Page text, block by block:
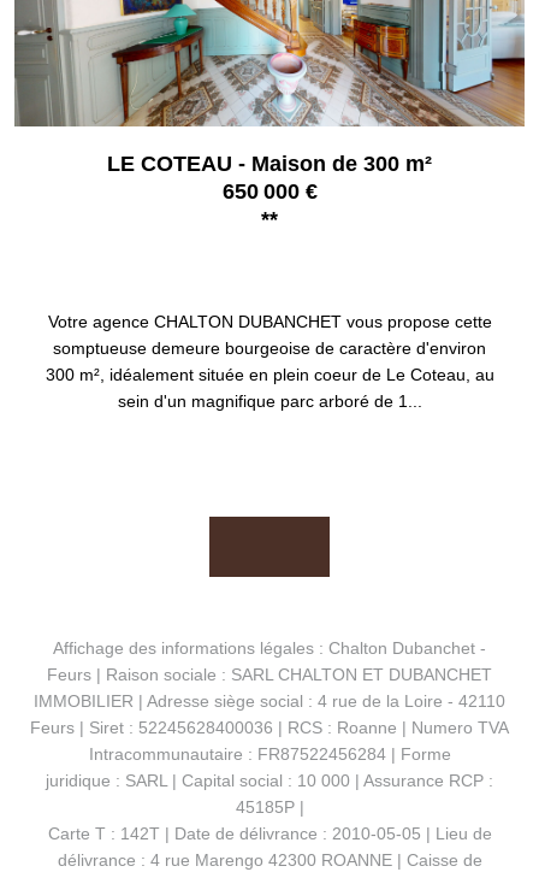
LE COTEAU - Maison de 300 m²
650 000 €
**
Votre agence CHALTON DUBANCHET vous propose cette
somptueuse demeure bourgeoise de caractère d'environ
300 m², idéalement située en plein coeur de Le Coteau, au
sein d'un magnifique parc arboré de 1...
Affichage des informations légales : Chalton Dubanchet -
Feurs | Raison sociale : SARL CHALTON ET DUBANCHET
IMMOBILIER | Adresse siège social : 4 rue de la Loire - 42110
Feurs | Siret : 52245628400036 | RCS : Roanne | Numero TVA
Intracommunautaire : FR87522456284 | Forme
juridique : SARL | Capital social : 10 000 | Assurance RCP :
45185P |
Carte T : 142T | Date de délivrance : 2010-05-05 | Lieu de
délivrance : 4 rue Marengo 42300 ROANNE | Caisse de